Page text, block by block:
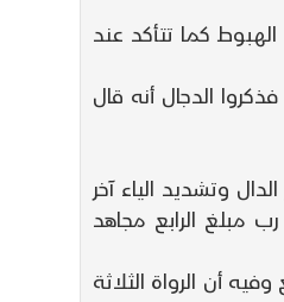
كما تتأكد عند
الدجال أنه قال
وتشديد الياء آخر
مبلغ الرابع مجاهد
أن الرواة الثلاثة